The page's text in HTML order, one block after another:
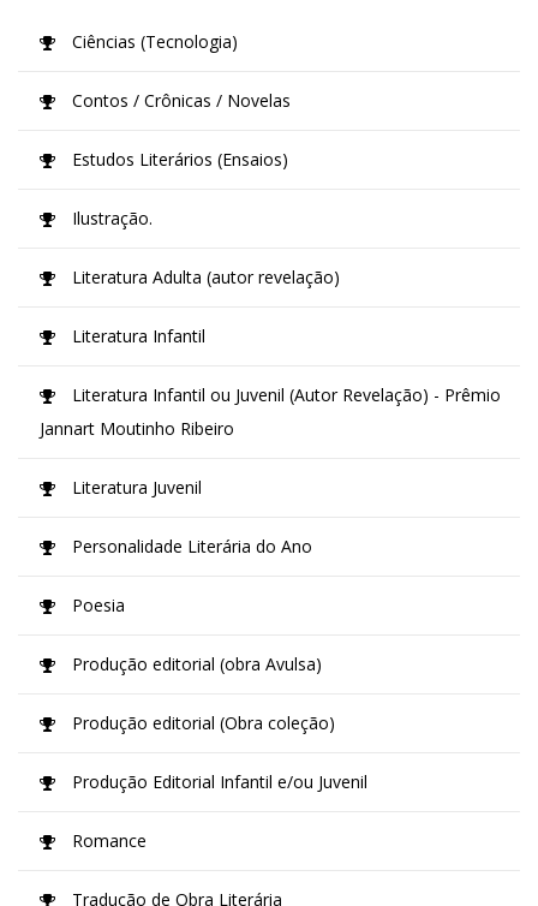
Ciências (Tecnologia)
Contos / Crônicas / Novelas
Estudos Literários (Ensaios)
Ilustração.
Literatura Adulta (autor revelação)
Literatura Infantil
Literatura Infantil ou Juvenil (Autor Revelação) - Prêmio
Jannart Moutinho Ribeiro
Literatura Juvenil
Personalidade Literária do Ano
Poesia
Produção editorial (obra Avulsa)
Produção editorial (Obra coleção)
Produção Editorial Infantil e/ou Juvenil
Romance
Tradução de Obra Literária